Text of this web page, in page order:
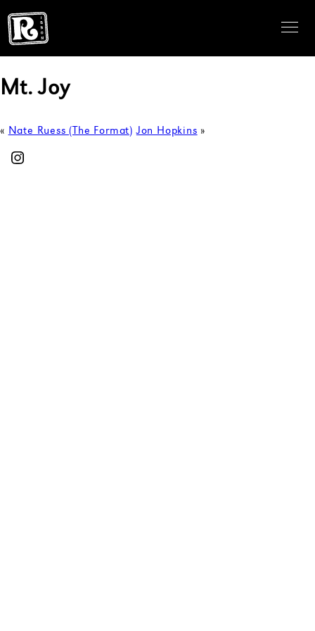
Mt. Joy
« Nate Ruess (The Format) Jon Hopkins »